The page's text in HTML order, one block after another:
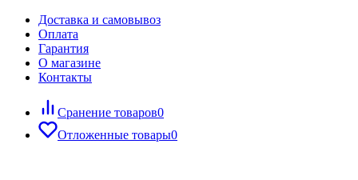
Доставка и самовывоз
Оплата
Гарантия
О магазине
Контакты
Сранение товаров0
Отложенные товары0